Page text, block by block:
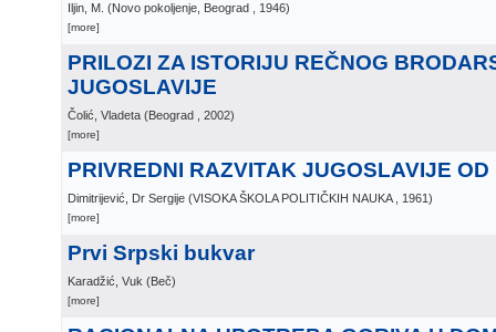
Iljin, M. (Novo pokoljenje, Beograd , 1946)
[more]
PRILOZI ZA ISTORIJU REČNOG
JUGOSLAVIJE
Čolić, Vladeta (Beograd , 2002)
[more]
PRIVREDNI RAZVITAK JUGOSLAVIJE OD
Dimitrijević, Dr Sergije (VISOKA ŠKOLA POLITIČKIH NAUKA , 1961)
[more]
Prvi Srpski bukvar
Karadžić, Vuk (Beč)
[more]